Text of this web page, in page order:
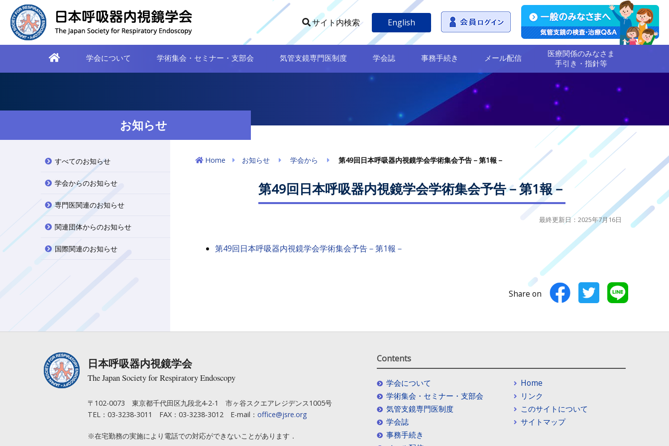
サイト内検索 English
学会について 学術集会・セミナー・支部会 気管支鏡専門医制度 学会誌 事務手続き メール配信
医療関係のみなさま
手引き・指針等
お知らせ
すべてのお知らせ
学会からのお知らせ
専門医関連のお知らせ
関連団体からのお知らせ
国際関連のお知らせ
Home お知らせ 学会から 第49回日本呼吸器内視鏡学会学術集会予告－第1報－
第49回日本呼吸器内視鏡学会学術集会予告－第1報－
最終更新日：2025年7月16日
第49回日本呼吸器内視鏡学会学術集会予告－第1報－
Share on
日本呼吸器内視鏡学会
The Japan Society for Respiratory Endoscopy
〒102-0073 東京都千代田区九段北4-2-1 市ヶ谷スクエアレジデンス1005号
TEL：03-3238-3011 FAX：03-3238-3012 E-mail： office@jsre.org
※在宅勤務の実施により電話での対応ができないことがあります．
Contents
学会について
学術集会・セミナー・支部会
気管支鏡専門医制度
学会誌
事務手続き
Home
リンク
このサイトについて
サイトマップ